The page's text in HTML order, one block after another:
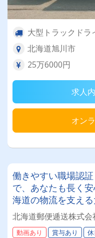
大型トラックドラ
北海道旭川市
25万6000円
求人
オン
働きやすい職場認
で、あなたも長く
海道の物流を支え
迎◎残業月平均8～
績：計4.05ヶ月分
北海道郵便逓送株式
動画あり 賞与あり